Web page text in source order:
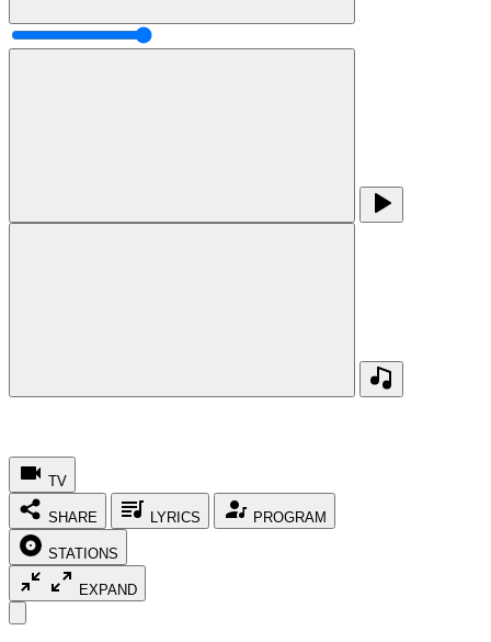
TV
SHARE LYRICS PROGRAM
STATIONS
EXPAND